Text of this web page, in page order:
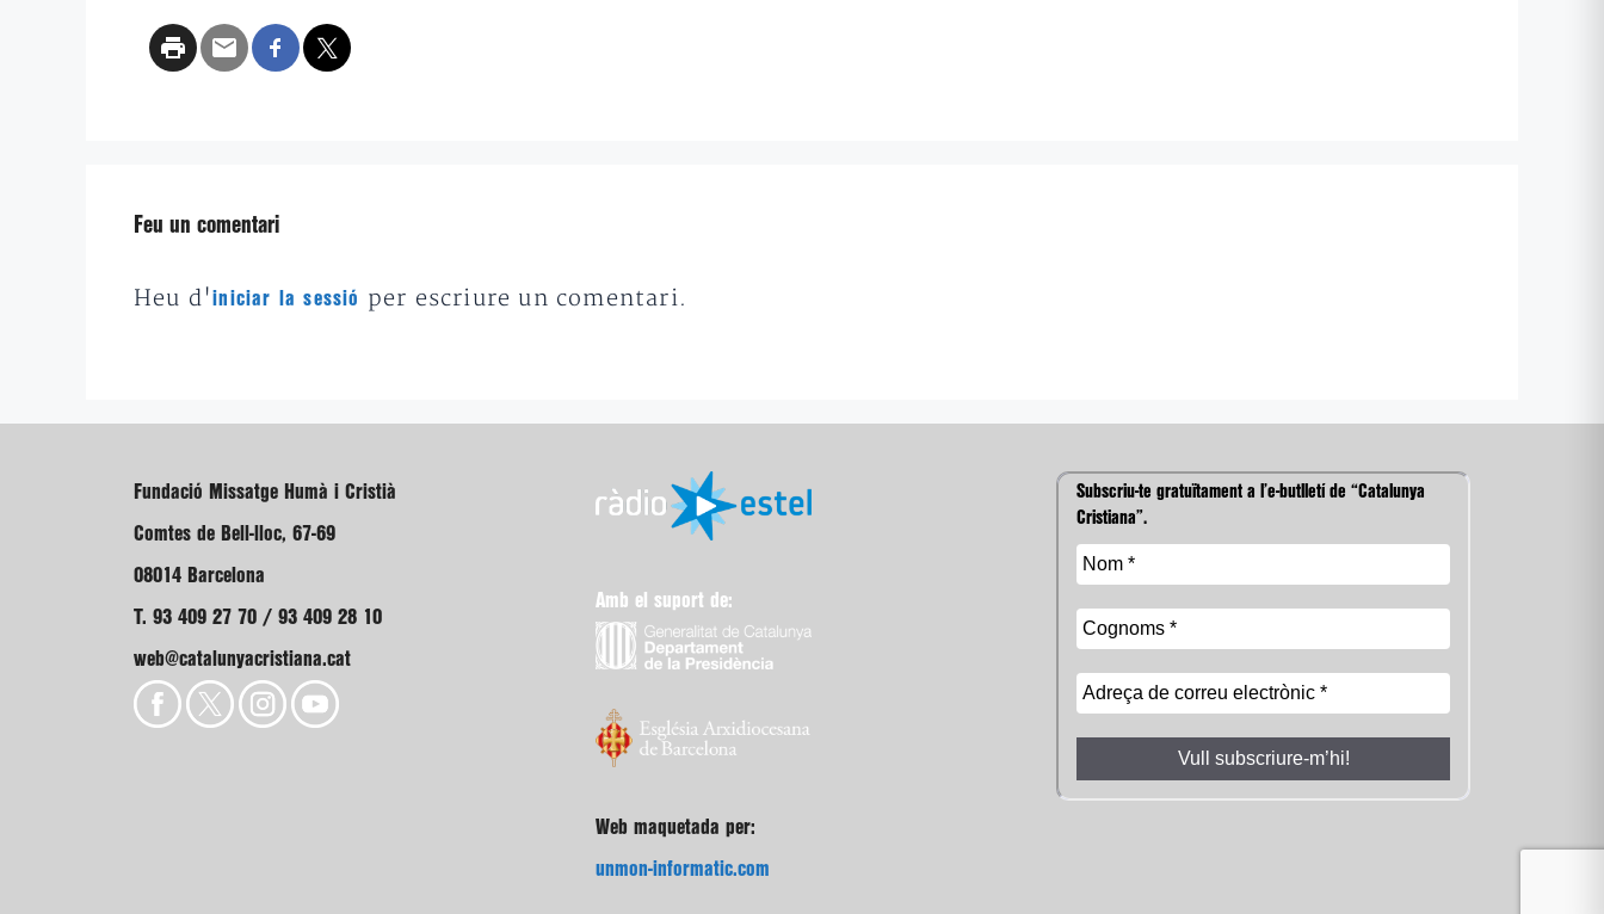
Feu un comentari
Heu d'iniciar la sessió per escriure un comentari.
Fundació Missatge Humà i Cristià
Comtes de Bell-lloc, 67-69
08014 Barcelona
T. 93 409 27 70 / 93 409 28 10
web@catalunyacristiana.cat
Amb el suport de:
Web maquetada per:
unmon-informatic.com
Subscriu-te gratuïtament a l’e-butlletí de “Catalunya
Cristiana”.